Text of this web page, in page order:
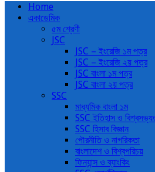
Home
একাডেমিক
৫ম শ্রেণী
JSC
JSC – ইংরেজি ১ম পত্র
JSC – ইংরেজি ২য় পত্র
JSC বাংলা ১ম পত্র
JSC বাংলা ২য় পত্র
SSC
মাধ্যমিক বাংলা ১ম
SSC ইতিহাস ও
SSC হিসাব বিজ্ঞান
পৌরনীতি ও নাগরিকতা
বাংলাদেশ ও বিশ্বপরিচয়
ফিন্যান্স ও ব্যাংকিং